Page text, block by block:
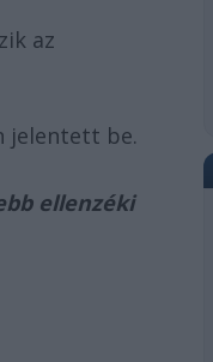
az
jelentett be.
ellenzéki